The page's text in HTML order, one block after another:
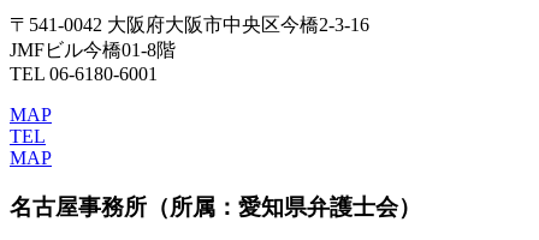
〒541-0042 大阪府大阪市中央区今橋2-3-16
JMFビル今橋01-8階
TEL 06-6180-6001
MAP
TEL
MAP
名古屋事務所 （所属：愛知県弁護士会）